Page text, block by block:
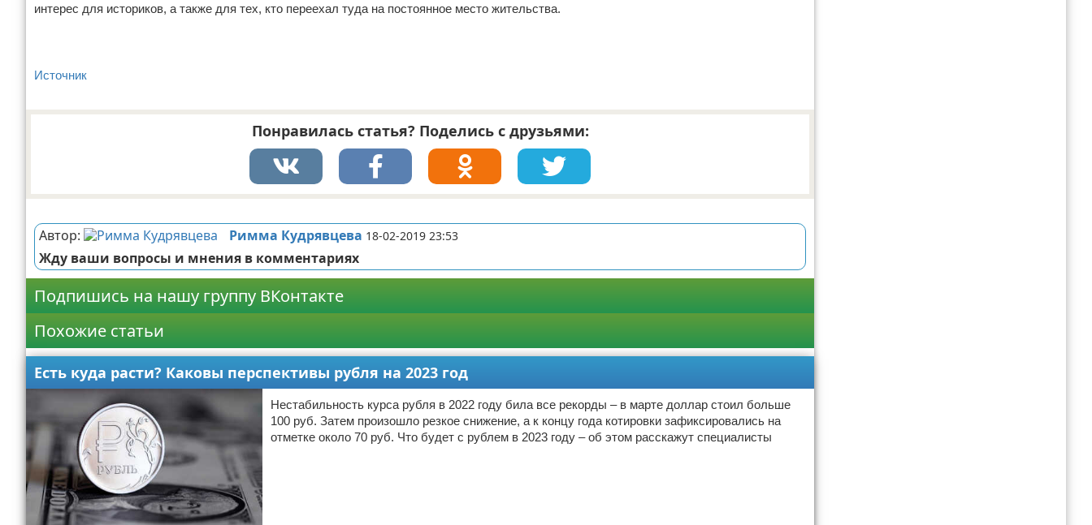
интерес для историков, а также для тех, кто переехал туда на постоянное место жительства.
Источник
Понравилась статья? Поделись с друзьями:
Автор: Римма Кудрявцева 18-02-2019 23:53
Жду ваши вопросы и мнения в комментариях
Подпишись на нашу группу ВКонтакте
Похожие статьи
Есть куда расти? Каковы перспективы рубля на 2023 год
Нестабильность курса рубля в 2022 году била все рекорды – в марте доллар стоил больше
100 руб. Затем произошло резкое снижение, а к концу года котировки зафиксировались на
отметке около 70 руб. Что будет с рублем в 2023 году – об этом расскажут специалисты